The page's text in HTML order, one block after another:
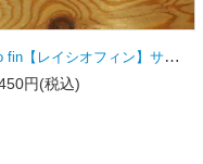
ratio fin【レイシオフィン】サーフボードフィン FCSⅡ用トライフィン Sサイズ カラーストライプ
円(税込)